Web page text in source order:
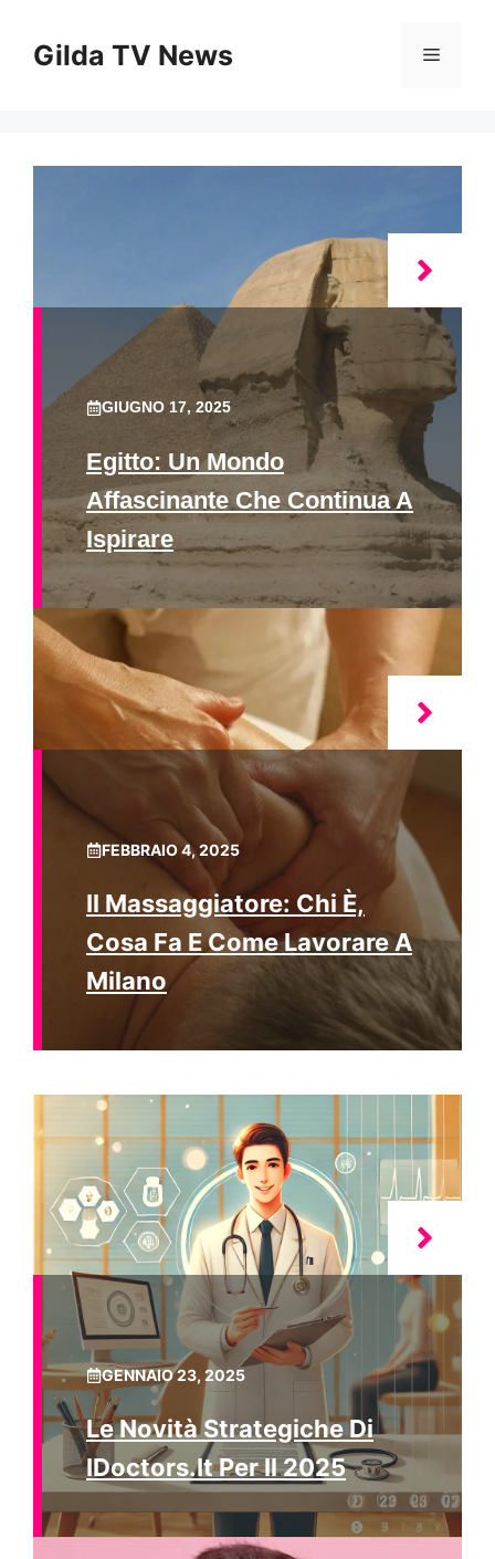
contenuto
Gilda TV News Menu
GIUGNO 17, 2025
Egitto: Un Mondo
Affascinante Che Continua A
Ispirare
FEBBRAIO 4, 2025
Il Massaggiatore: Chi È,
Cosa Fa E Come Lavorare A
Milano
GENNAIO 23, 2025
Le Novità Strategiche Di
IDoctors.it Per Il 2025